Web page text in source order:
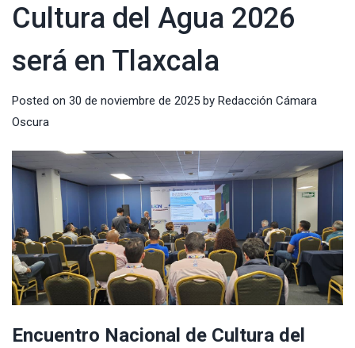
Cultura del Agua 2026
será en Tlaxcala
Posted on 30 de noviembre de 2025 by Redacción Cámara
Oscura
Encuentro Nacional de Cultura del